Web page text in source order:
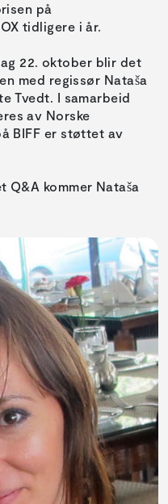
på
tidligere i år.
22. oktober blir det
med regissør Nataša
Tvedt. I samarbeid
av Norske
BIFF er støttet av
Q&A kommer Nataša